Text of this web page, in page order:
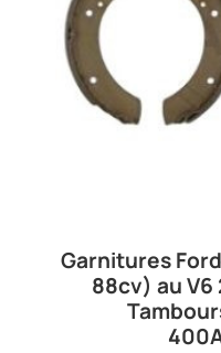
Garnitures
88cv) au